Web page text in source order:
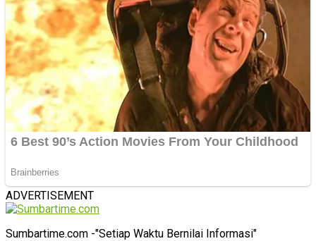
ADVERTISEMENT
Sumbartime.com -"Setiap Waktu Bernilai Informasi"